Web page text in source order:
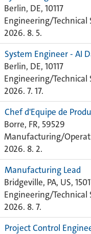
Berlin, DE, 10117
Engineering/Technical
2026. 8. 5.
System Engineer - AI
Berlin, DE, 10117
Engineering/Technical
2026. 7. 17.
Chef d'Equipe de
Borre, FR, 59529
Manufacturing/
2026. 8. 2.
Manufacturing Lead
Bridgeville, PA, US,
Engineering/Technical
2026. 8. 7.
Project Control